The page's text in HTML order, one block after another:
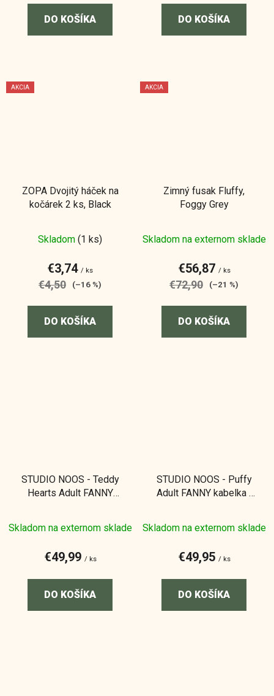
DO KOŠÍKA DO KOŠÍKA
AKCIA
ZOPA Dvojitý háček na
kočárek 2 ks, Black
Skladom (1 ks)
€3,74 / ks
€4,50 (–16 %)
DO KOŠÍKA
AKCIA
Zimný fusak Fluffy,
Foggy Grey
Skladom na externom sklade
€56,87 / ks
€72,90 (–21 %)
DO KOŠÍKA
STUDIO NOOS - Teddy
Hearts Adult FANNY
Skladom na externom sklade
€49,99 / ks
DO KOŠÍKA
STUDIO NOOS - Puffy
Adult FANNY kabelka |
Skladom na externom sklade
€49,95 / ks
DO KOŠÍKA